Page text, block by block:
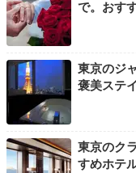
777enjoooy_
天気が良かったのでお
り、キングベッドでゴ
ったり過ごしました。
で。おす
東京のジ
褒美ステイ
東京のク
すめホテ